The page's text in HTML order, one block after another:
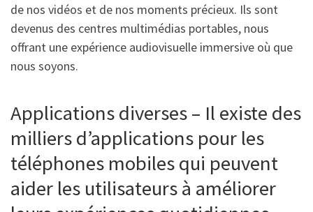
de nos vidéos et de nos moments précieux. Ils sont
devenus des centres multimédias portables, nous
offrant une expérience audiovisuelle immersive où que
nous soyons.
Applications diverses – Il existe des
milliers d’applications pour les
téléphones mobiles qui peuvent
aider les utilisateurs à améliorer